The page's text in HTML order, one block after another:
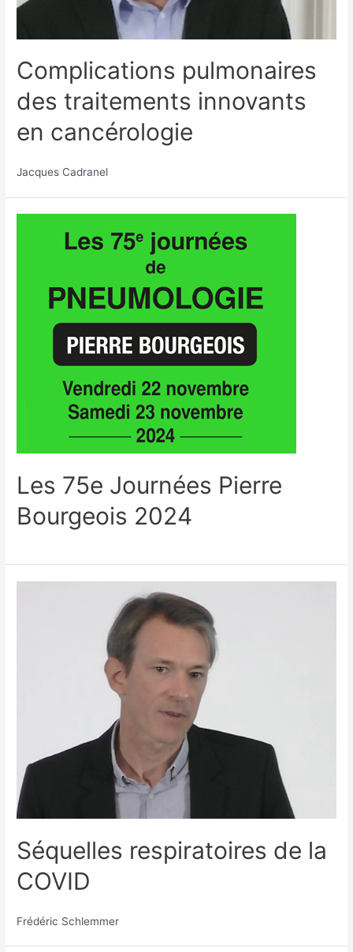
Complications pulmonaires
des traitements innovants
en cancérologie
Jacques Cadranel
Les 75e Journées Pierre
Bourgeois 2024
Séquelles respiratoires de la
COVID
Frédéric Schlemmer